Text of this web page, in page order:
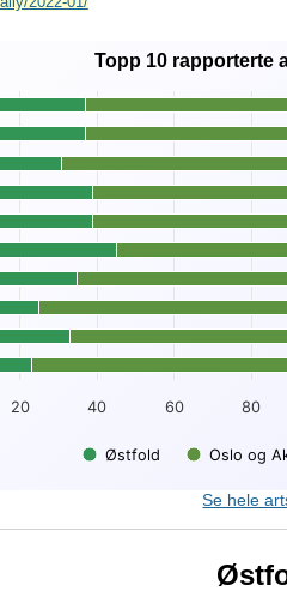
arter, alle områder
rapporterte arter, alle områder
displaying Art.
displaying . Data ranges from 23
Topp 10 rapporterte
Østfold Oslo og
20 40 60 80
Se hele